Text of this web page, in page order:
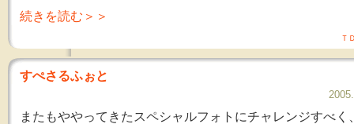
続きを読む＞＞
Ｔ
すぺさるふぉと
またもややってきたスペシャルフォトにチャレンジすべく